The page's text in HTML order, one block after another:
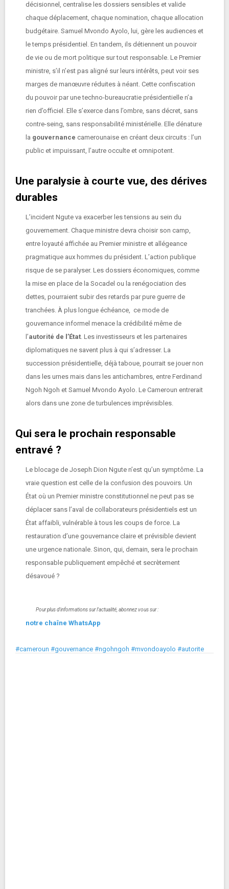
décisionnel, centralise les dossiers sensibles et valide
chaque déplacement, chaque nomination, chaque allocation
budgétaire. Samuel Mvondo Ayolo, lui, gère les audiences et
le temps présidentiel. En tandem, ils détiennent un pouvoir
de vie ou de mort politique sur tout responsable. Le Premier
ministre, s’il n’est pas aligné sur leurs intérêts, peut voir ses
marges de manœuvre réduites à néant. Cette confiscation
du pouvoir par une techno-bureaucratie présidentielle n’a
rien d’officiel. Elle s’exerce dans l’ombre, sans décret, sans
contre-seing, sans responsabilité ministérielle. Elle dénature
la gouvernance camerounaise en créant deux circuits : l’un
public et impuissant, l’autre occulte et omnipotent.
Une paralysie à courte vue, des dérives
durables
L’incident Ngute va exacerber les tensions au sein du
gouvernement. Chaque ministre devra choisir son camp,
entre loyauté affichée au Premier ministre et allégeance
pragmatique aux hommes du président. L’action publique
risque de se paralyser. Les dossiers économiques, comme
la mise en place de la Socadel ou la renégociation des
dettes, pourraient subir des retards par pure guerre de
tranchées. À plus longue échéance, ce mode de
gouvernance informel menace la crédibilité même de
l’autorité de l’État. Les investisseurs et les partenaires
diplomatiques ne savent plus à qui s’adresser. La
succession présidentielle, déjà taboue, pourrait se jouer non
dans les urnes mais dans les antichambres, entre Ferdinand
Ngoh Ngoh et Samuel Mvondo Ayolo. Le Cameroun entrerait
alors dans une zone de turbulences imprévisibles.
Qui sera le prochain responsable
entravé ?
Le blocage de Joseph Dion Ngute n’est qu’un symptôme. La
vraie question est celle de la confusion des pouvoirs. Un
État où un Premier ministre constitutionnel ne peut pas se
déplacer sans l’aval de collaborateurs présidentiels est un
État affaibli, vulnérable à tous les coups de force. La
restauration d’une gouvernance claire et prévisible devient
une urgence nationale. Sinon, qui, demain, sera le prochain
responsable publiquement empêché et secrètement
désavoué ?
Pour plus d'informations sur l'actualité, abonnez vous sur :
notre chaîne WhatsApp
#cameroun #gouvernance #ngohngoh #mvondoayolo #autorite